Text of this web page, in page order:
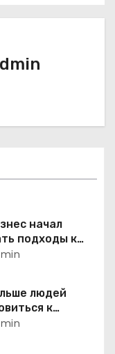
начал
подходы к
рекламе
людей
к